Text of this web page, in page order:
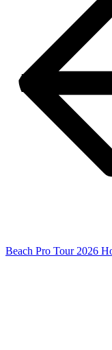
Beach Pro Tour 2026